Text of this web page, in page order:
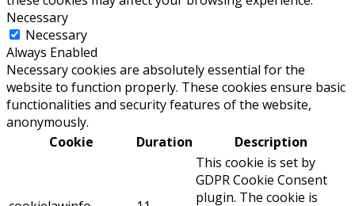
Necessary
Necessary
Always Enabled
Necessary cookies are absolutely essential for the
website to function properly. These cookies ensure basic
functionalities and security features of the website,
anonymously.
Cookie
Duration Description
This cookie is set by
GDPR Cookie Consent
plugin. The cookie is